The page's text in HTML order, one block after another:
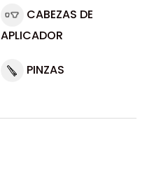
CABEZAS DE
APLICADOR
PINZAS